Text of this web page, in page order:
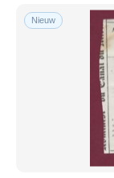
Nieuw